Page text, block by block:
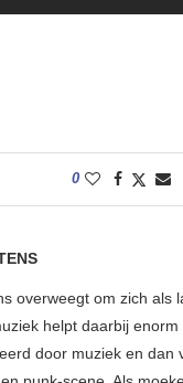
0
overweegt om zich als
helpt daarbij
door muziek en dan